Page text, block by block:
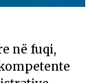
në fuqi,